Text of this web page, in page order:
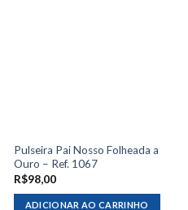
Pulseira Pai Nosso Folheada a
Ouro – Ref. 1067
R$98,00
ADICIONAR AO CARRINHO